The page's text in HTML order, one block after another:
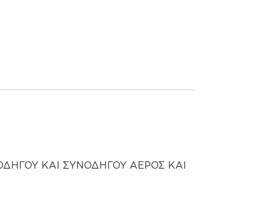
ΚΑΙ ΣΥΝΟΔΗΓΟΥ ΑΕΡΟΣ ΚΑΙ